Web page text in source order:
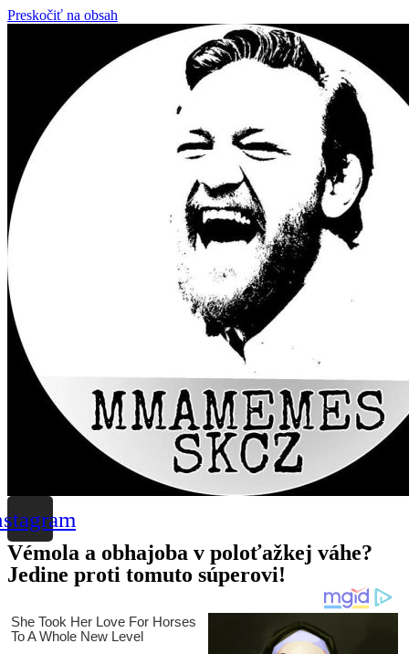
Preskočiť na obsah
Vémola a obhajoba v poloťažkej váhe?
Jedine proti tomuto súperovi!